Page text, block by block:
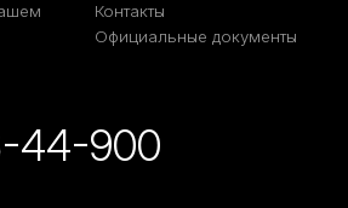
Контакты
Официальные документы
44-900